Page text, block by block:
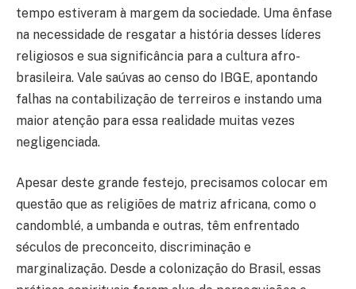
tempo estiveram à margem da sociedade. Uma ênfase
na necessidade de resgatar a história desses líderes
religiosos e sua significância para a cultura afro-
brasileira. Vale saúvas ao censo do IBGE, apontando
falhas na contabilização de terreiros e instando uma
maior atenção para essa realidade muitas vezes
negligenciada.
Apesar deste grande festejo, precisamos colocar em
questão que as religiões de matriz africana, como o
candomblé, a umbanda e outras, têm enfrentado
séculos de preconceito, discriminação e
marginalização. Desde a colonização do Brasil, essas